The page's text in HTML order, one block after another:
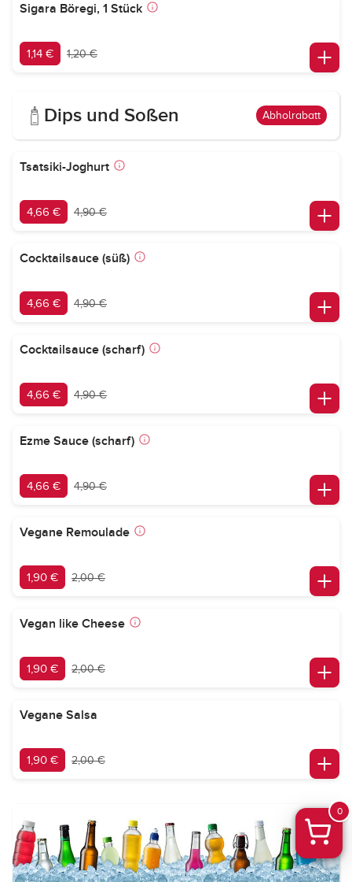
Sigara Böregi, 1 Stück
1,14 € 1,20 €
Dips und Soßen Abholrabatt
Tsatsiki-Joghurt
4,66 € 4,90 €
Cocktailsauce (süß)
4,66 € 4,90 €
Cocktailsauce (scharf)
4,66 € 4,90 €
Ezme Sauce (scharf)
4,66 € 4,90 €
Vegane Remoulade
1,90 € 2,00 €
Vegan like Cheese
1,90 € 2,00 €
Vegane Salsa
1,90 € 2,00 €
0